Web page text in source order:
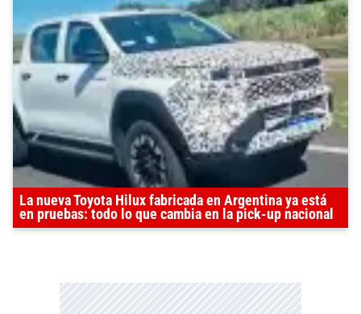
La nueva Toyota Hilux fabricada en Argentina ya está
en pruebas: todo lo que cambia en la pick-up nacional